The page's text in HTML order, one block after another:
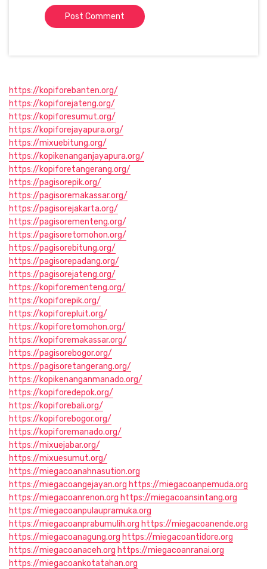
https://kopiforebanten.org/
https://kopiforejateng.org/
https://kopiforesumut.org/
https://kopiforejayapura.org/
https://mixuebitung.org/
https://kopikenanganjayapura.org/
https://kopiforetangerang.org/
https://pagisorepik.org/
https://pagisoremakassar.org/
https://pagisorejakarta.org/
https://pagisorementeng.org/
https://pagisoretomohon.org/
https://pagisorebitung.org/
https://pagisorepadang.org/
https://pagisorejateng.org/
https://kopiforementeng.org/
https://kopiforepik.org/
https://kopiforepluit.org/
https://kopiforetomohon.org/
https://kopiforemakassar.org/
https://pagisorebogor.org/
https://pagisoretangerang.org/
https://kopikenanganmanado.org/
https://kopiforedepok.org/
https://kopiforebali.org/
https://kopiforebogor.org/
https://kopiforemanado.org/
https://mixuejabar.org/
https://mixuesumut.org/
https://miegacoanahnasution.org
https://miegacoangejayan.org https://miegacoanpemuda.org
https://miegacoanrenon.org https://miegacoansintang.org
https://miegacoanpulaupramuka.org
https://miegacoanprabumulih.org https://miegacoanende.org
https://miegacoanagung.org https://miegacoantidore.org
https://miegacoanaceh.org https://miegacoanranai.org
https://miegacoankotatahan.org